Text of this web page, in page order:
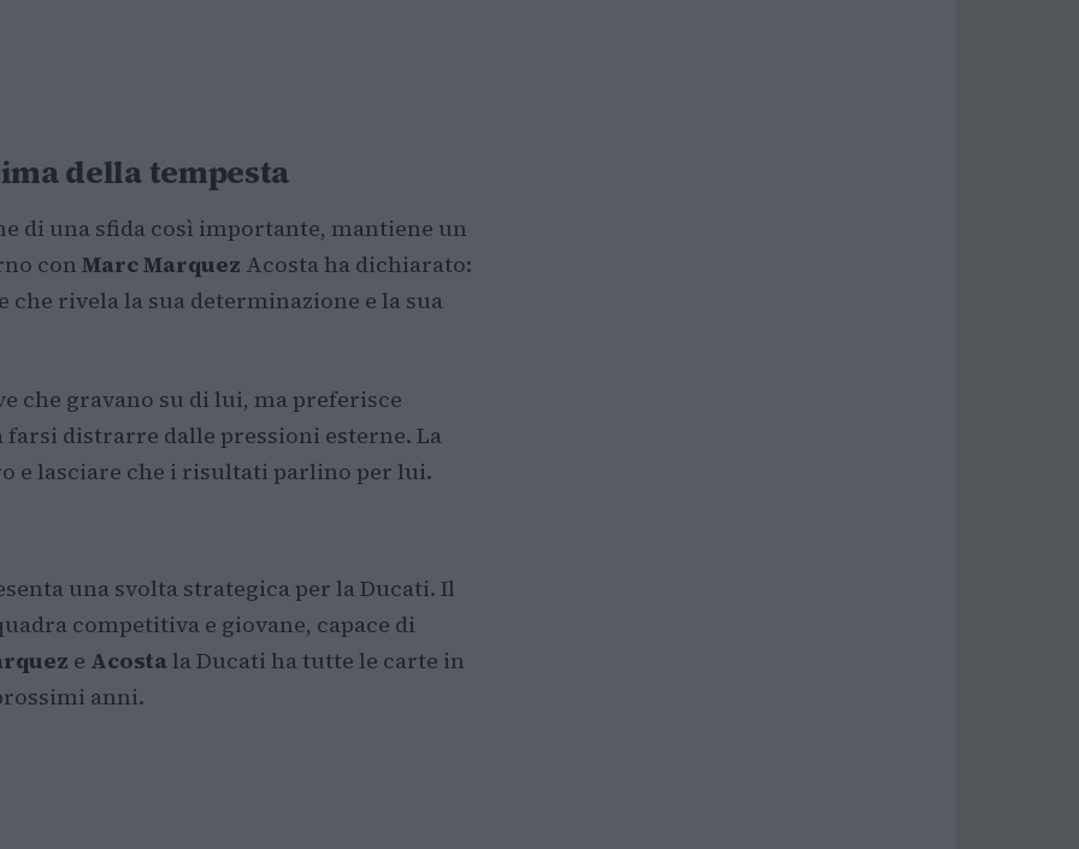
della tempesta
di una sfida così importante, mantiene un
con Marc Marquez Acosta ha dichiarato:
che rivela la sua determinazione e la sua
che gravano su di lui, ma preferisce
distrarre dalle pressioni esterne. La
e lasciare che i risultati parlino per lui.
una svolta strategica per la Ducati. Il
competitiva e giovane, capace di
e Acosta la Ducati ha tutte le carte in
anni.